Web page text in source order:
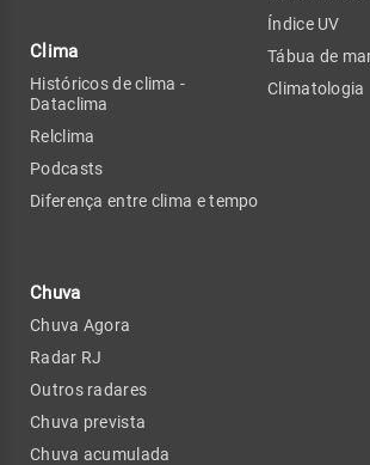
Clima
Históricos de clima -
Dataclima
Relclima
Podcasts
Diferença entre clima e tempo
Chuva
Chuva Agora
Radar RJ
Outros radares
Chuva prevista
Chuva acumulada
Índice UV
Tábua de
Climatologia